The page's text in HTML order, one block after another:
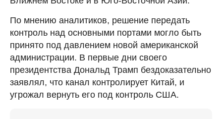
По мнению аналитиков, решение передать
контроль над основными портами могло быть
принято под давлением новой американской
администрации. В первые дни своего
президентства Дональд Трамп бездоказательно
заявлял, что канал контролирует Китай, и
угрожал вернуть его под контроль США.